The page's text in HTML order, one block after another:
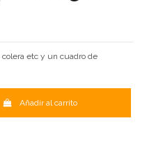
etc y un cuadro de
Añadir al carrito